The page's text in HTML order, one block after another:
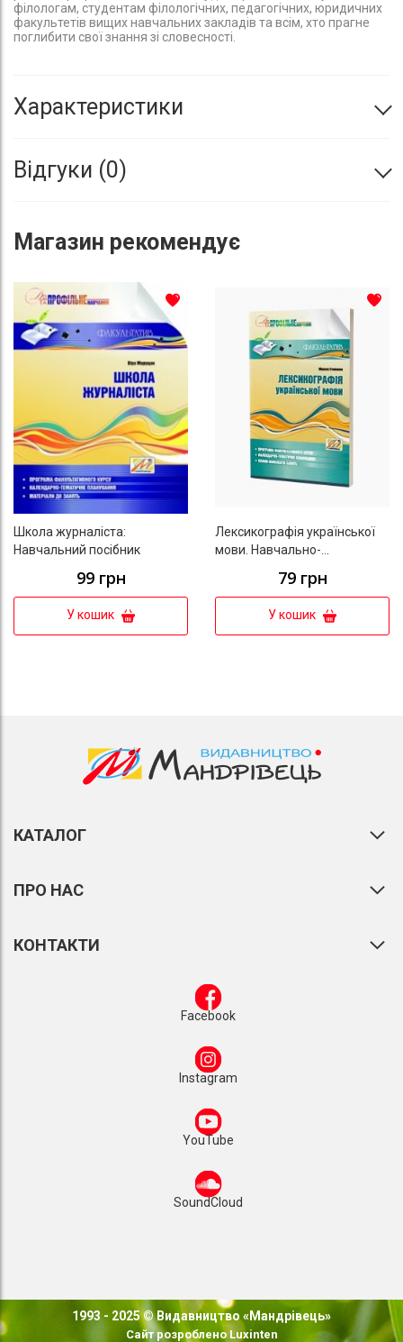
філологам, студентам філологічних, педагогічних, юридичних
факультетів вищих навчальних закладів та всім, хто прагне
поглибити свої знання зі словесності.
Характеристики
Відгуки 0
Магазин рекомендує
Школа журналіста:
Навчальний посібник
99 грн
У кошик
До списку бажань
Лексикографія української
мови. Навчально-
факультативних занять. 9
клас
79 грн
У кошик
КАТАЛОГ
ПРО НАС
КОНТАКТИ
Facebook
Instagram
YouTube
SoundCloud
1993 - 2025 © Видавництво «Мандрівець»
Сайт розробленоLuxinten